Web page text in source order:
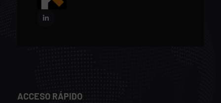
ACCESO RÁPIDO